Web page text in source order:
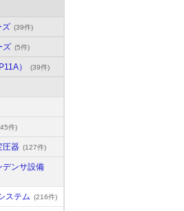
ズ (39件)
ズ (5件)
） (39件)
件)
圧器 (127件)
デンサ設備
ステム (216件)